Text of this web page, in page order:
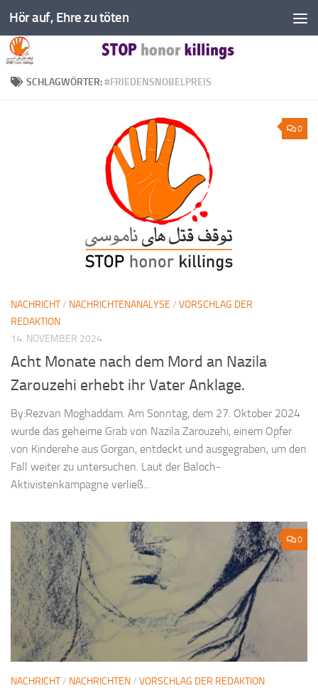
Zum Inhalt springen
Hör auf, Ehre zu töten
SCHLAGWÖRTER:#FRIEDENSNOBELPREIS
0
NACHRICHT/ NACHRICHTENANALYSE / VORSCHLAG DER
REDAKTION
14. NOVEMBER 2024
Acht Monate nach dem Mord an Nazila
Zarouzehi erhebt ihr Vater Anklage.
By:Rezvan Moghaddam. Am Sonntag, dem 27. Oktober 2024
wurde das geheime Grab von Nazila Zarouzehi, einem Opfer
von Kinderehe aus Gorgan, entdeckt und ausgegraben, um den
Fall weiter zu untersuchen. Laut der Baloch-
Aktivistenkampagne verließ...
0
NACHRICHT/ NACHRICHTEN/ VORSCHLAG DER REDAKTION